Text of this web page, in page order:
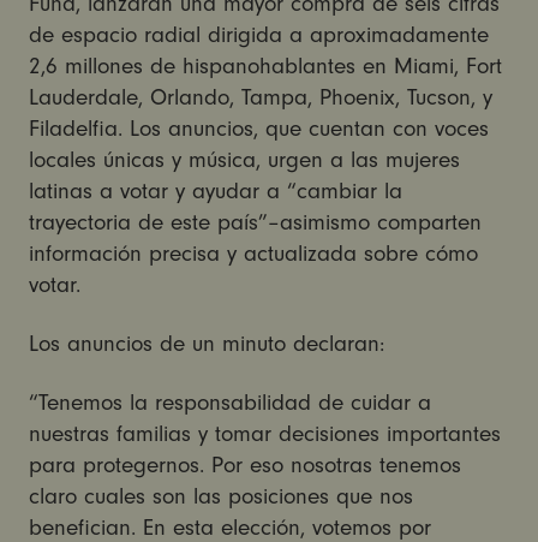
de espacio radial dirigida a aproximadamente
2,6 millones de hispanohablantes en Miami, Fort
Lauderdale, Orlando, Tampa, Phoenix, Tucson, y
Filadelfia. Los anuncios, que cuentan con voces
locales únicas y música, urgen a las mujeres
latinas a votar y ayudar a “cambiar la
trayectoria de este país”–asimismo comparten
información precisa y actualizada sobre cómo
votar.
Los anuncios de un minuto declaran:
“Tenemos la responsabilidad de cuidar a
nuestras familias y tomar decisiones importantes
para protegernos. Por eso nosotras tenemos
claro cuales son las posiciones que nos
benefician. En esta elección, votemos por